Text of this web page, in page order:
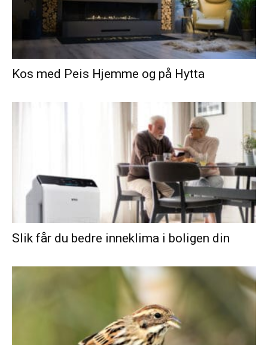
Kos med Peis Hjemme og på Hytta
Slik får du bedre inneklima i boligen din